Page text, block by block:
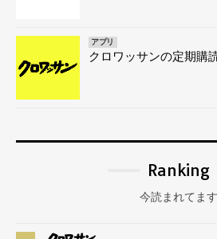
アプリ
クロワッサンの定期購
Ranking
今読まれてます